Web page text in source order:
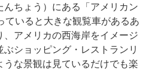
ちょう）にある「アメリカン
ていると大きな観覧車があるあ
アメリカの西海岸をイメージ
ショッピング・レストランリ
な景観は見ているだけでも楽